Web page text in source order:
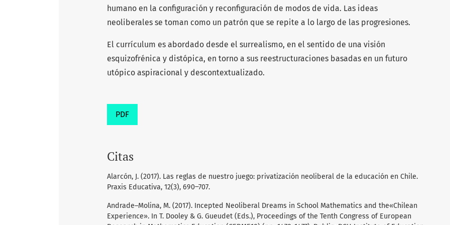
humano en la configuración y reconfiguración de modos de vida. Las ideas
neoliberales se toman como un patrón que se repite a lo largo de las progresiones.
El currículum es abordado desde el surrealismo, en el sentido de una visión
esquizofrénica y distópica, en torno a sus reestructuraciones basadas en un futuro
utópico aspiracional y descontextualizado.
PDF
Citas
Alarcón, J. (2017). Las reglas de nuestro juego: privatización neoliberal de la educación en Chile.
Praxis Educativa, 12(3), 690‒707.
Andrade–Molina, M. (2017). Incepted Neoliberal Dreams in School Mathematics and the«Chilean
Experience». In T. Dooley & G. Gueudet (Eds.), Proceedings of the Tenth Congress of European